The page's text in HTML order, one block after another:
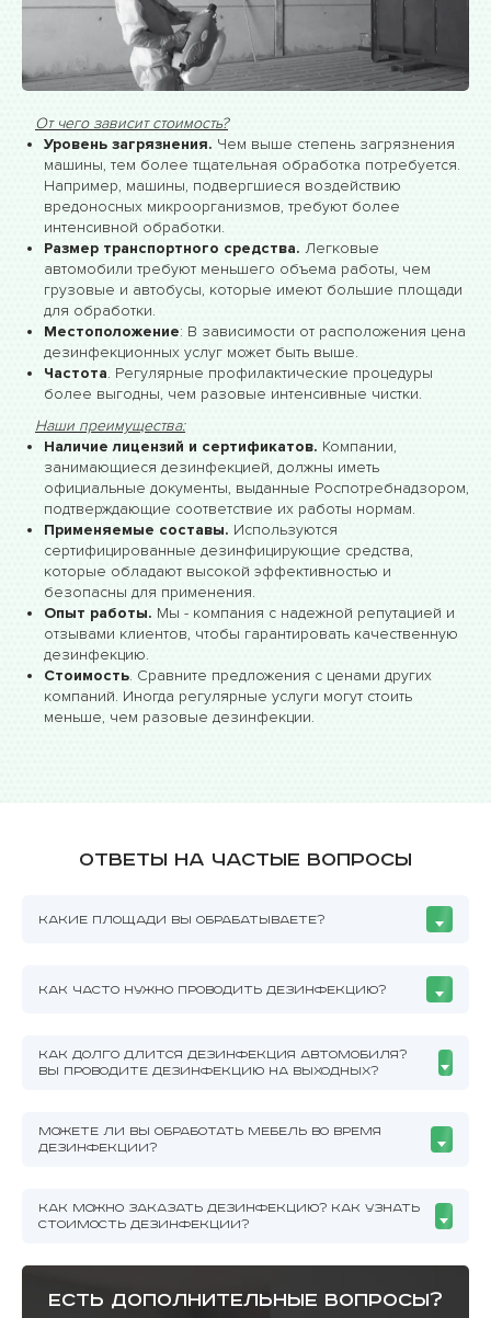
От чего зависит стоимость?
Уровень загрязнения. Чем выше степень загрязнения
машины, тем более тщательная обработка потребуется.
Например, машины, подвергшиеся воздействию
вредоносных микроорганизмов, требуют более
интенсивной обработки.
Размер транспортного средства. Легковые
автомобили требуют меньшего объема работы, чем
грузовые и автобусы, которые имеют большие площади
для обработки.
Местоположение: В зависимости от расположения цена
дезинфекционных услуг может быть выше.
Частота. Регулярные профилактические процедуры
более выгодны, чем разовые интенсивные чистки.
Наши преимущества:
Наличие лицензий и сертификатов. Компании,
занимающиеся дезинфекцией, должны иметь
официальные документы, выданные Роспотребнадзором,
подтверждающие соответствие их работы нормам.
Применяемые составы. Используются
сертифицированные дезинфицирующие средства,
которые обладают высокой эффективностью и
безопасны для применения.
Опыт работы. Мы - компания с надежной репутацией и
отзывами клиентов, чтобы гарантировать качественную
дезинфекцию.
Стоимость. Сравните предложения с ценами других
компаний. Иногда регулярные услуги могут стоить
меньше, чем разовые дезинфекции.
Ответы на частые вопросы
КАКИЕ ПЛОЩАДИ ВЫ ОБРАБАТЫВАЕТЕ?
КАК ЧАСТО НУЖНО ПРОВОДИТЬ ДЕЗИНФЕКЦИЮ?
КАК ДОЛГО ДЛИТСЯ ДЕЗИНФЕКЦИЯ АВТОМОБИЛЯ?
ВЫ ПРОВОДИТЕ ДЕЗИНФЕКЦИЮ НА ВЫХОДНЫХ?
МОЖЕТЕ ЛИ ВЫ ОБРАБОТАТЬ МЕБЕЛЬ ВО ВРЕМЯ
ДЕЗИНФЕКЦИИ?
КАК МОЖНО ЗАКАЗАТЬ ДЕЗИНФЕКЦИЮ? КАК УЗНАТЬ
СТОИМОСТЬ ДЕЗИНФЕКЦИИ?
есть дополнительные вопросы?